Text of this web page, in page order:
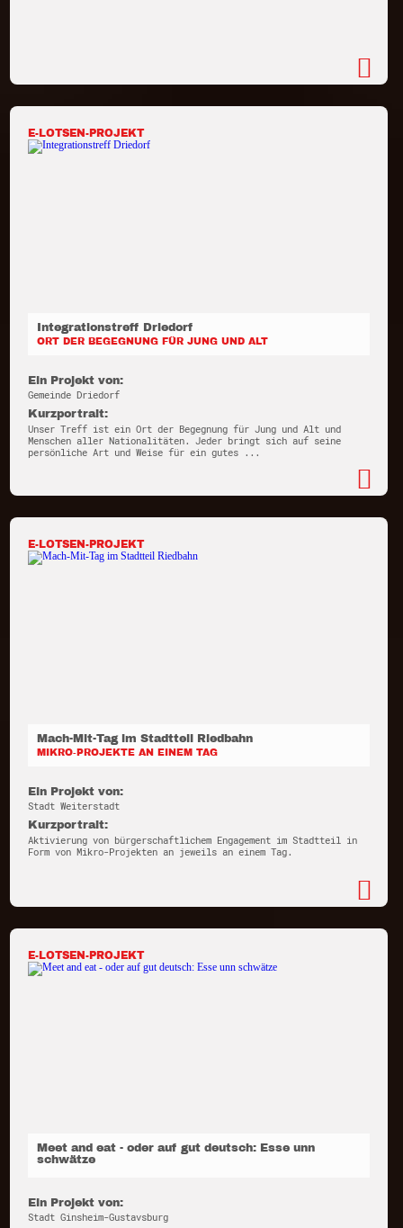
E-LOTSEN-PROJEKT
Integrationstreff Driedorf
ORT DER BEGEGNUNG FÜR JUNG UND ALT
Ein Projekt von:
Gemeinde Driedorf
Kurzportrait:
Unser Treff ist ein Ort der Begegnung für Jung und Alt und
Menschen aller Nationalitäten. Jeder bringt sich auf seine
persönliche Art und Weise für ein gutes ...
E-LOTSEN-PROJEKT
Mach-Mit-Tag im Stadtteil Riedbahn
MIKRO-PROJEKTE AN EINEM TAG
Ein Projekt von:
Stadt Weiterstadt
Kurzportrait:
Aktivierung von bürgerschaftlichem Engagement im Stadtteil in
Form von Mikro-Projekten an jeweils an einem Tag.
E-LOTSEN-PROJEKT
Meet and eat - oder auf gut deutsch: Esse unn
schwätze
Ein Projekt von:
Stadt Ginsheim-Gustavsburg